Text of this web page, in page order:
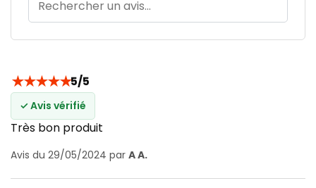
★★★★★5/5
✓ Avis vérifié
Très bon produit
Avis du 29/05/2024 par A A.